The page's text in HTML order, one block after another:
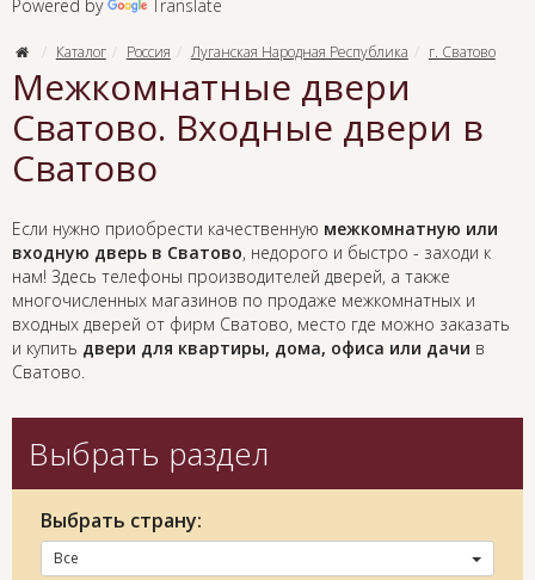
Powered by Translate
Каталог Россия Луганская Народная Республика г. Сватово
Межкомнатные двери
Сватово. Входные двери в
Сватово
Если нужно приобрести качественную межкомнатную или
входную дверь в Сватово, недорого и быстро - заходи к
нам! Здесь телефоны производителей дверей, а также
многочисленных магазинов по продаже межкомнатных и
входных дверей от фирм Сватово, место где можно заказать
и купить двери для квартиры, дома, офиса или дачи в
Сватово.
Выбрать раздел
Выбрать страну:
Все